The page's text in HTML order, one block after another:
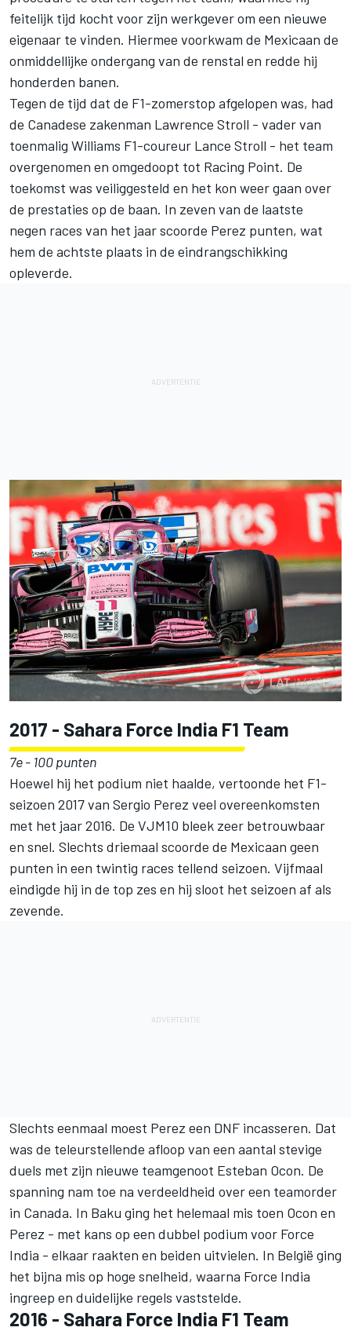
feitelijk tijd kocht voor zijn werkgever om een nieuwe
eigenaar te vinden. Hiermee voorkwam de Mexicaan de
onmiddellijke ondergang van de renstal en redde hij
honderden banen.
Tegen de tijd dat de F1-zomerstop afgelopen was, had
de Canadese zakenman Lawrence Stroll - vader van
toenmalig Williams F1-coureur Lance Stroll - het team
overgenomen en omgedoopt tot Racing Point. De
toekomst was veiliggesteld en het kon weer gaan over
de prestaties op de baan. In zeven van de laatste
negen races van het jaar scoorde Perez punten, wat
hem de achtste plaats in de eindrangschikking
opleverde.
2017 - Sahara Force India F1 Team
7e - 100 punten
Hoewel hij het podium niet haalde, vertoonde het F1-
seizoen 2017 van Sergio Perez veel overeenkomsten
met het jaar 2016. De VJM10 bleek zeer betrouwbaar
en snel. Slechts driemaal scoorde de Mexicaan geen
punten in een twintig races tellend seizoen. Vijfmaal
eindigde hij in de top zes en hij sloot het seizoen af als
zevende.
Slechts eenmaal moest Perez een DNF incasseren. Dat
was de teleurstellende afloop van een aantal stevige
duels met zijn nieuwe teamgenoot Esteban Ocon. De
spanning nam toe na verdeeldheid over een teamorder
in Canada. In Baku ging het helemaal mis toen Ocon en
Perez - met kans op een dubbel podium voor Force
India - elkaar raakten en beiden uitvielen. In België ging
het bijna mis op hoge snelheid, waarna Force India
ingreep en duidelijke regels vaststelde.
2016 - Sahara Force India F1 Team